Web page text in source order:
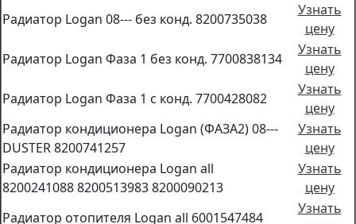
Радиатор Logan 08--- без конд. 8200735038
Узнать
цену
Радиатор Logan Фаза 1 без конд. 7700838134
Узнать
цену
Радиатор Logan Фаза 1 с конд. 7700428082
Узнать
цену
Радиатор кондиционера Logan (ФАЗА2) 08---
DUSTER 8200741257
Узнать
цену
Радиатор кондиционера Logan all
8200241088 8200513983 8200090213
Узнать
цену
Радиатор отопителя Logan all 6001547484
Узнать